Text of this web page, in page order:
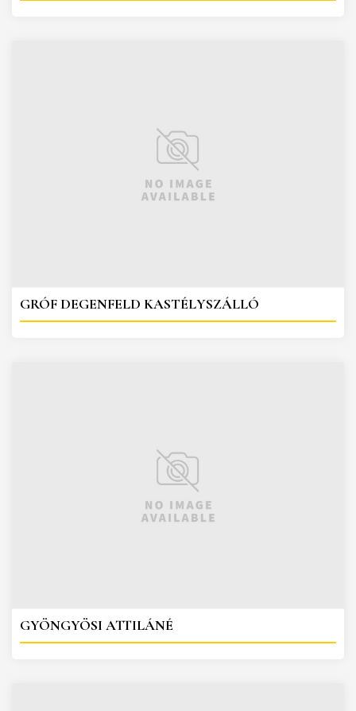
GRÓF DEGENFELD KASTÉLYSZÁLLÓ
GYÖNGYÖSI ATTILÁNÉ